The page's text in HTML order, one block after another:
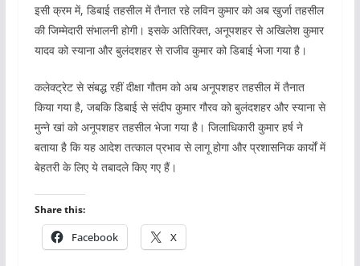
इसी क्रम में, डिबाई तहसील में तैनात रहे लविन कुमार को अब खुर्जा तहसील
की जिम्मेदारी संभालनी होगी। इसके अतिरिक्त, अनूपशहर से अखिलेश कुमार
यादव को स्याना और बुलंदशहर से राजीव कुमार को डिबाई भेजा गया है।
कलेक्ट्रेट से संबद्ध रहीं दीक्षा गौतम को अब अनूपशहर तहसील में तैनात
किया गया है, जबकि डिबाई से संदीप कुमार गौरव को बुलंदशहर और स्याना से
मुन्ने खां को अनूपशहर तहसील भेजा गया है। जिलाधिकारी कुमार हर्ष ने
बताया है कि यह आदेश तत्काल प्रभाव से लागू होगा और प्रशासनिक कार्यों में
बेहतरी के लिए ये तबादले किए गए हैं।
Share this:
Facebook X